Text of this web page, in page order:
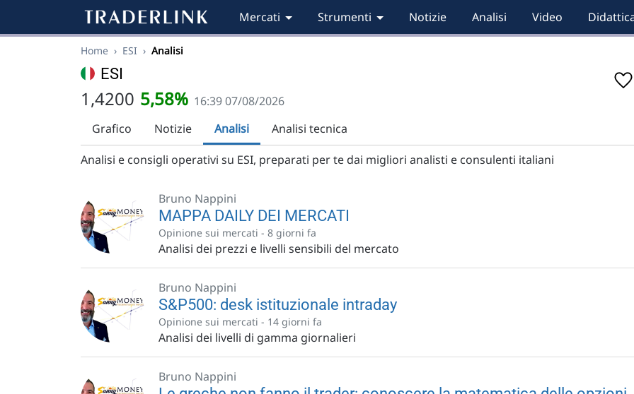
Mercati Strumenti Notizie Analisi Video
Home › ESI › Analisi
ESI
1,4200 5,58% 16:39 07/08/2026
Grafico
Notizie Analisi
Analisi tecnica
Analisi e consigli operativi su ESI, preparati per te dai migliori analisti e consulenti italiani
Bruno Nappini
MAPPA DAILY DEI MERCATI
Opinione sui mercati - 8 giorni fa
Analisi dei prezzi e livelli sensibili del mercato
Bruno Nappini
S&P500: desk istituzionale intraday
Opinione sui mercati - 14 giorni fa
Analisi dei livelli di gamma giornalieri
Bruno Nappini